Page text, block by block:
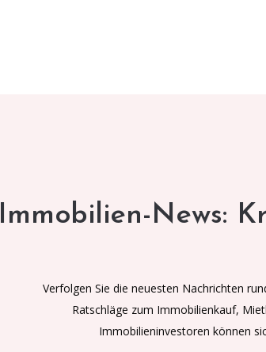
Immobilien-News:
Verfolgen Sie die neuesten Nachrichten
Ratschläge zum Immobilienkauf,
Immobilieninvestoren können